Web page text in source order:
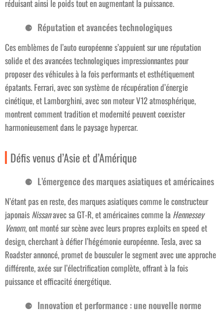
réduisant ainsi le poids tout en augmentant la puissance.
Réputation et avancées technologiques
Ces emblèmes de l’auto européenne s’appuient sur une réputation
solide et des avancées technologiques impressionnantes pour
proposer des véhicules à la fois performants et esthétiquement
épatants. Ferrari, avec son système de récupération d’énergie
cinétique, et Lamborghini, avec son moteur V12 atmosphérique,
montrent comment tradition et modernité peuvent coexister
harmonieusement dans le paysage hypercar.
Défis venus d’Asie et d’Amérique
L’émergence des marques asiatiques et américaines
N’étant pas en reste, des marques asiatiques comme le constructeur
japonais Nissanavec sa GT-R, et américaines comme la Hennessey
Venom, ont monté sur scène avec leurs propres exploits en speed et
design, cherchant à défier l’hégémonie européenne. Tesla, avec sa
Roadster annoncé, promet de bousculer le segment avec une approche
différente, axée sur l’électrification complète, offrant à la fois
puissance et efficacité énergétique.
Innovation et performance : une nouvelle norme